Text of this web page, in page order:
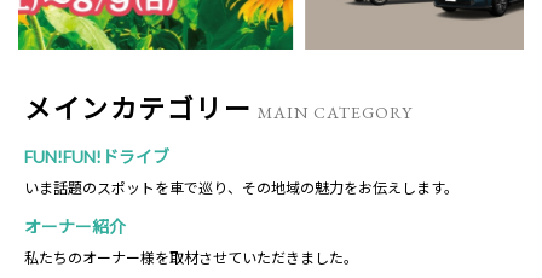
メインカテゴリー MAIN CATEGORY
FUN!FUN!ドライブ
いま話題のスポットを車で巡り、その地域の魅力をお伝えします。
オーナー紹介
私たちのオーナー様を取材させていただきました。